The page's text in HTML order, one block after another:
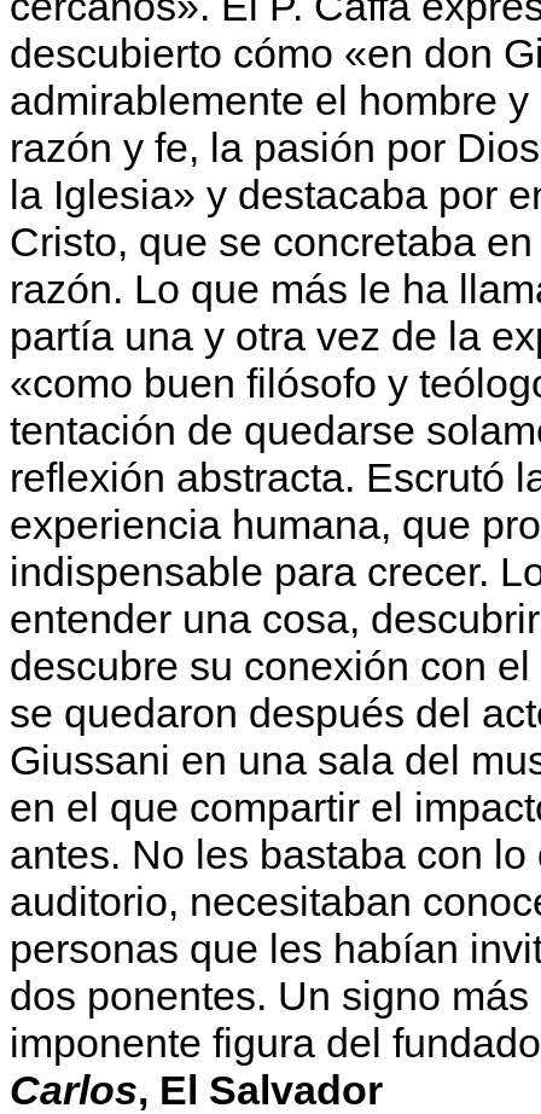
descubierto cómo «en don
admirablemente el hombre
razón y fe, la pasión por
la Iglesia» y destacaba por
Cristo, que se concretaba
razón. Lo que más le ha
partía una y otra vez de la
«como buen filósofo y
tentación de quedarse
reflexión abstracta. Escrutó
experiencia humana, que
indispensable para crecer.
entender una cosa,
descubre su conexión con
se quedaron después del
Giussani en una sala del
en el que compartir el
antes. No les bastaba con
auditorio, necesitaban
personas que les habían
dos ponentes. Un signo
imponente figura del
Carlos, El Salvador